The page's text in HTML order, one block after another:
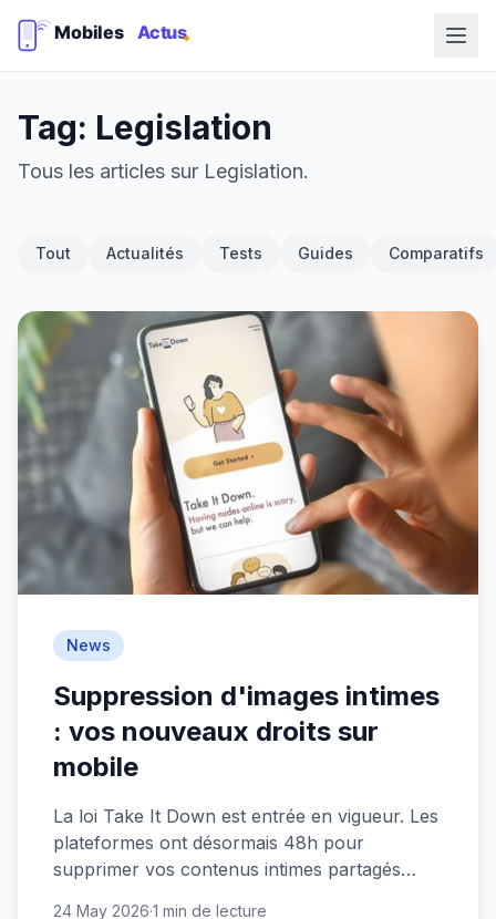
Tag: Legislation
Tous les articles sur Legislation.
Tout Actualités Tests Guides Comparatifs
News
Suppression d'images intimes
: vos nouveaux droits sur
mobile
La loi Take It Down est entrée en vigueur. Les
plateformes ont désormais 48h pour
supprimer vos contenus intimes partagés
24 May 2026·1 min de lecture